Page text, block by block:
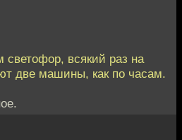
всякий раз на
две машины, как по часам.